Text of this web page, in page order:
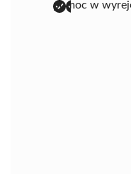
pomoc w